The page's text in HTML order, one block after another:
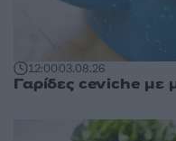
12:0003.08.26
Γαρίδες ceviche με